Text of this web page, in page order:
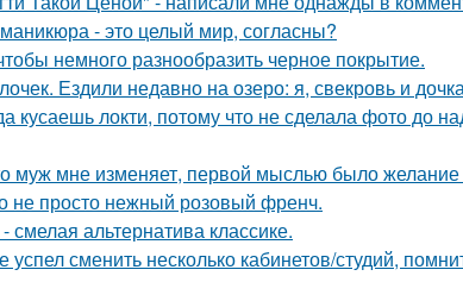
- это целый мир, согласны?
немного разнообразить черное покрытие.
Ездили недавно на озеро: я, свекровь и
кусаешь локти, потому что не сделала фото до
муж мне изменяет, первой мыслью было желание
не просто нежный розовый френч.
альтернатива классике.
успел сменить несколько кабинетов/студий,